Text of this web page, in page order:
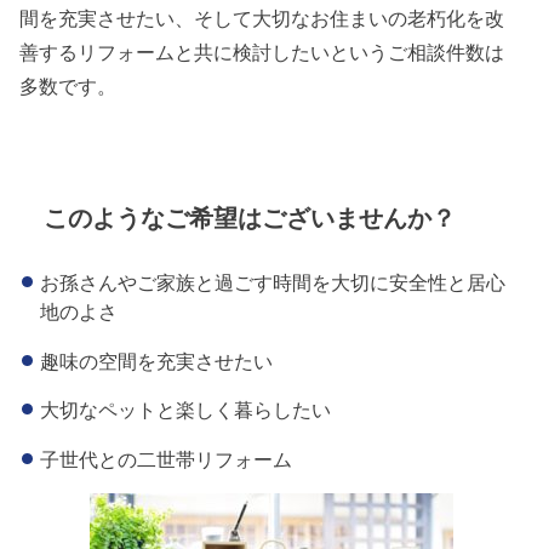
間を充実させたい、そして大切なお住まいの老朽化を改
善するリフォームと共に検討したいというご相談件数は
多数です。
このようなご希望はございませんか？
お孫さんやご家族と過ごす時間を大切に安全性と居心
地のよさ
趣味の空間を充実させたい
大切なペットと楽しく暮らしたい
子世代との二世帯リフォーム